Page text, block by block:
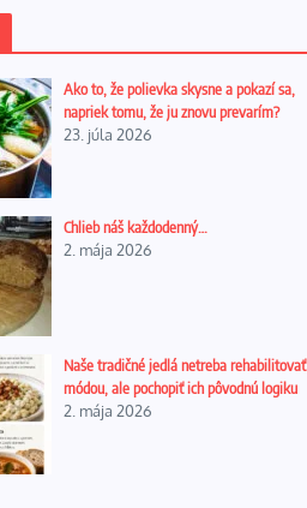
Ako to, že polievka skysne a pokazí sa,
napriek tomu, že ju znovu prevarím?
23. júla 2026
Chlieb náš každodenný…
2. mája 2026
Naše tradičné jedlá netreba rehabilitovať
módou, ale pochopiť ich pôvodnú logiku
2. mája 2026